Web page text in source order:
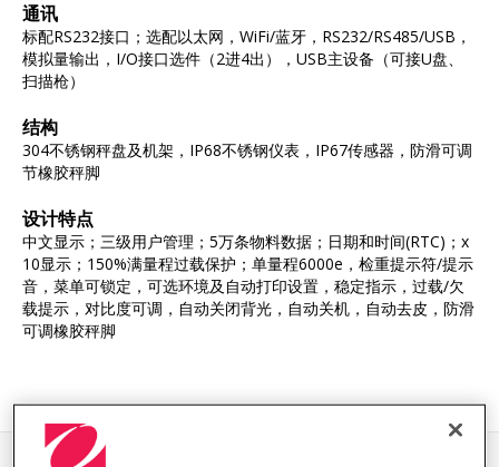
通讯
标配RS232接口；选配以太网，WiFi/蓝牙，RS232/RS485/USB，
模拟量输出，I/O接口选件（2进4出），USB主设备（可接U盘、
扫描枪）
结构
304不锈钢秤盘及机架，IP68不锈钢仪表，IP67传感器，防滑可调
节橡胶秤脚
设计特点
中文显示；三级用户管理；5万条物料数据；日期和时间(RTC)；x
10显示；150%满量程过载保护；单量程6000e，检重提示符/提示
音，菜单可锁定，可选环境及自动打印设置，稳定指示，过载/欠
载提示，对比度可调，自动关闭背光，自动关机，自动去皮，防滑
可调橡胶秤脚